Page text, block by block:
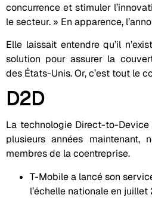
concurrence et stimuler
le secteur. » En apparence,
Elle laissait entendre qu’il
solution pour assurer la
des États-Unis. Or, c’est tout le
D2D
La technologie Direct-to-
plusieurs années maintenant,
membres de la coentreprise.
T-Mobile a lancé son
l’échelle nationale en juillet